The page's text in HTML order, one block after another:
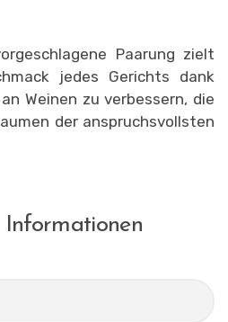
Paarung zielt
jedes Gerichts dank
Weinen zu verbessern, die
der anspruchsvollsten
Informationen